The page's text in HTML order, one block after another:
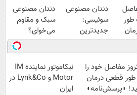
طور
دندان مصنوعی
سوئیسی:
جدیدترین
فناوری اروپا،
سبک و مقاوم |
پرداخت قسطی
دندان مصنوعی
سبک و مقاوم
می‌خوای؟
پرداخت اقساطی
هم داریم!😍 |
📍تهران
مفاصل خود را
طور قطعی درمان
◗پرسش‌نامه◖
نیکاموتور نماینده IM
Motor و Lynk&Co در
ایران